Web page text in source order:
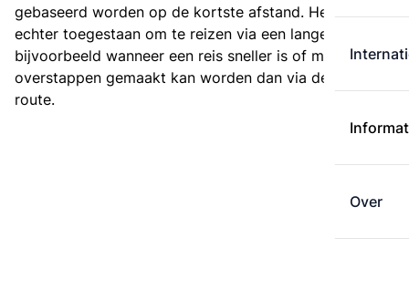
Over
gebaseerd worden op de kortste afstand. Het is
echter toegestaan om te reizen via een langere route,
bijvoorbeeld wanneer een reis sneller is of met minder
overstappen gemaakt kan worden dan via de kortste
route.